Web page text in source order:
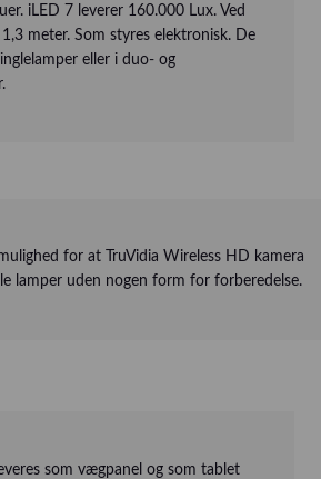
iLED 7 leverer 160.000 Lux. Ved
meter. Som styres elektronisk. De
eller i duo- og
for at TruVidia Wireless HD kamera
lamper uden nogen form for forberedelse.
som vægpanel og som tablet